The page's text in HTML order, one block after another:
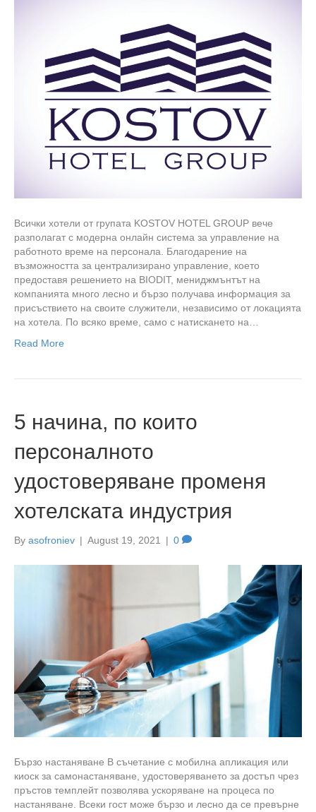
Всички хотели от групата KOSTOV HOTEL GROUP вече
разполагат с модерна онлайн система за управление на
работното време на персонала. Благодарение на
възможността за централизирано управление, което
предоставя решението на BIODIT, мениджмънтът на
компанията много лесно и бързо получава информация за
присъствието на своите служители, независимо от локацията
на хотела. По всяко време, само с натискането на…
Read More
5 начина, по които
персоналното
удостоверяване променя
хотелската индустрия
By asofroniev | August 19, 2021 | 0
Бързо настаняване В съчетание с мобилна апликация или
киоск за самонастаняване, удостоверяването за достъп чрез
пръстов темплейт позволява ускоряване на процеса по
настаняване. Всеки гост може бързо и лесно да се превърне